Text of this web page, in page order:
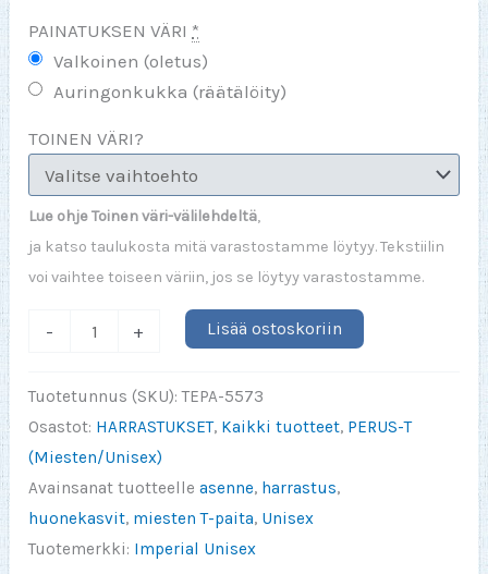
PAINATUKSEN VÄRI *
Valkoinen (oletus)
Auringonkukka (räätälöity)
TOINEN VÄRI?
Lue ohje Toinen väri-välilehdeltä,
ja katso taulukosta mitä varastostamme löytyy. Tekstiilin
voi vaihtee toiseen väriin, jos se löytyy varastostamme.
-
liikaa
huonekasveja
kun
+ Lisää ostoskoriin
Tuotetunnus (SKU):TEPA-5573
Osastot: HARRASTUKSET, Kaikki tuotteet, PERUS-T
(Miesten/Unisex)
Avainsanat tuotteelleasenne, harrastus,
huonekasvit, miesten T-paita, Unisex
Tuotemerkki: Imperial Unisex